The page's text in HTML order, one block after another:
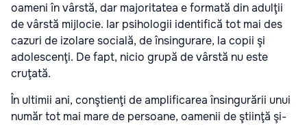
oameni în vârstă, dar majoritatea e formată din adulţii
de vârstă mijlocie. Iar psihologii identifică tot mai des
cazuri de izolare socială, de însingurare, la copii şi
adolescenţi. De fapt, nicio grupă de vârstă nu este
cruţată.
În ultimii ani, conştienţi de amplificarea însingurării unui
număr tot mai mare de persoane, oamenii de ştiinţă şi-